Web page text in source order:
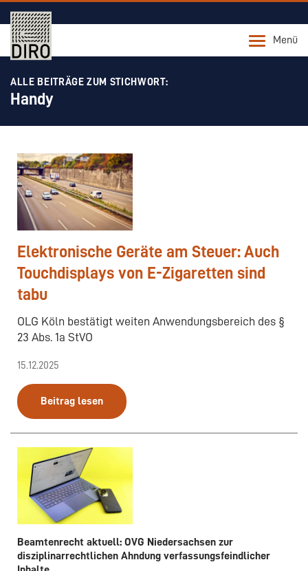
Menü
ALLE BEITRÄGE ZUM STICHWORT:
Handy
Elektronische Geräte am Steuer: Auch
Touchdisplays von E-Zigaretten sind
tabu
OLG Köln bestätigt weiten Anwendungsbereich des §
23 Abs. 1a StVO
15.12.2025
Beitrag lesen
Beamtenrecht aktuell: OVG Niedersachsen zur
disziplinarrechtlichen Ahndung verfassungsfeindlicher